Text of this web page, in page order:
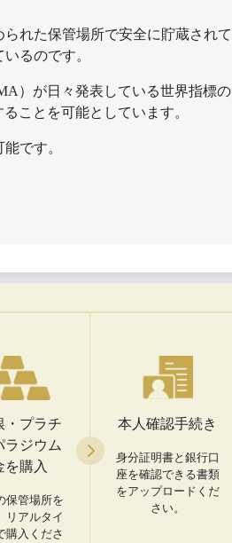
れた保管場所で安全に貯蔵されて
るのです。
）が日々発表している世界指標の
ことを可能としています。
です。
・プラチ
ラジウム
を購入
保管場所を
リアルタイ
購入くださ
本人確認手続き
身分証明書と銀行口
座を確認できる書類
をアップロードくだ
さい。